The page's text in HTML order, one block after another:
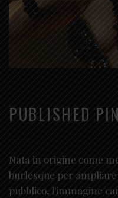
PUBLISHED
Nata in origine come
burlesque per
pubblico, l'immagine